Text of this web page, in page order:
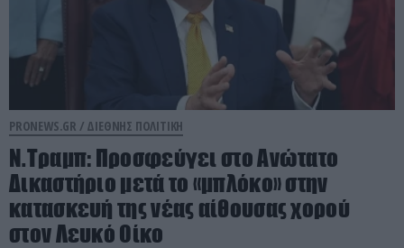
PRONEWS.GR / ΔΙΕΘΝΗΣ ΠΟΛΙΤΙΚΗ
Ν.Τραμπ: Προσφεύγει στο Ανώτατο
Δικαστήριο μετά το «μπλόκο» στην
κατασκευή της νέας αίθουσας χορού
στον Λευκό Οίκο